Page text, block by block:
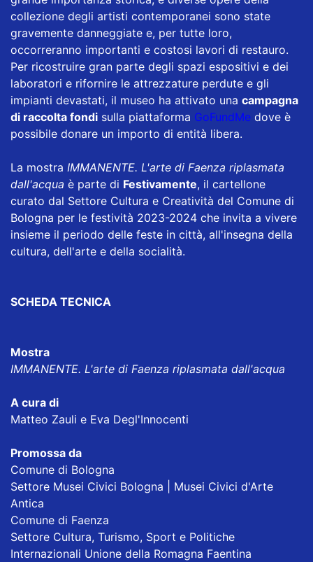
collezione degli artisti contemporanei sono state
gravemente danneggiate e, per tutte loro,
occorreranno importanti e costosi lavori di restauro.
Per ricostruire gran parte degli spazi espositivi e dei
laboratori e rifornire le attrezzature perdute e gli
impianti devastati, il museo ha attivato una campagna
di raccolta fondi sulla piattaforma GoFundMe dove è
possibile donare un importo di entità libera.
La mostra IMMANENTE. L'arte di Faenza riplasmata
dall'acqua è parte di Festivamente, il cartellone
curato dal Settore Cultura e Creatività del Comune di
Bologna per le festività 2023-2024 che invita a vivere
insieme il periodo delle feste in città, all'insegna della
cultura, dell'arte e della socialità.
SCHEDA TECNICA
Mostra
IMMANENTE. L'arte di Faenza riplasmata dall'acqua
A cura di
Matteo Zauli e Eva Degl'Innocenti
Promossa da
Comune di Bologna
Settore Musei Civici Bologna | Musei Civici d'Arte
Antica
Comune di Faenza
Settore Cultura, Turismo, Sport e Politiche
Internazionali Unione della Romagna Faentina